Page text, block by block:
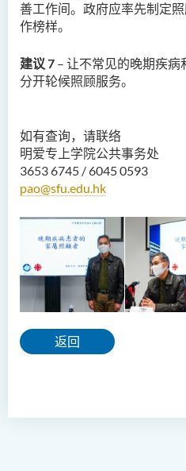
善工作间。政府应率先制定
作榜样。
建议7 – 让不常见的晚期疾病
分开轮候照顾服务。
如有查询，请联络
明爱专上学院公共事务处
3653 6745 / 6045 0593
pao@sfu.edu.hk
返回